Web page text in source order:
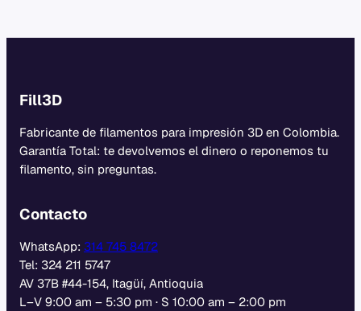
Fill3D
Fabricante de filamentos para impresión 3D en Colombia.
Garantía Total: te devolvemos el dinero o reponemos tu
filamento, sin preguntas.
Contacto
WhatsApp: 314 745 8472
Tel: 324 211 5747
AV 37B #44-154, Itagüí, Antioquia
L–V 9:00 am – 5:30 pm · S 10:00 am – 2:00 pm